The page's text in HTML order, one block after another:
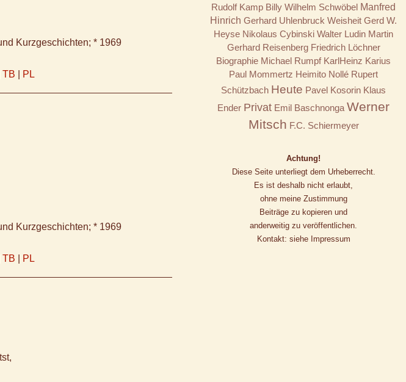
Kurzgeschichten; * 1969
TB PL
Kurzgeschichten; * 1969
TB PL
Rudolf Kamp Billy Wilhelm Schwöbel Manfred
Hinrich Gerhard Uhlenbruck Weisheit Gerd W.
Heyse Nikolaus Cybinski Walter Ludin Martin
Gerhard Reisenberg Friedrich Löchner
Biographie Michael Rumpf KarlHeinz Karius
Paul Mommertz Heimito Nollé Rupert
Schützbach Heute Pavel Kosorin Klaus
Ender Privat Emil Baschnonga Werner
Mitsch F.C. Schiermeyer
Achtung!
Diese Seite unterliegt dem Urheberrecht.
Es ist deshalb nicht erlaubt,
ohne meine Zustimmung
Beiträge zu kopieren und
anderweitig zu veröffentlichen.
Kontakt: siehe Impressum